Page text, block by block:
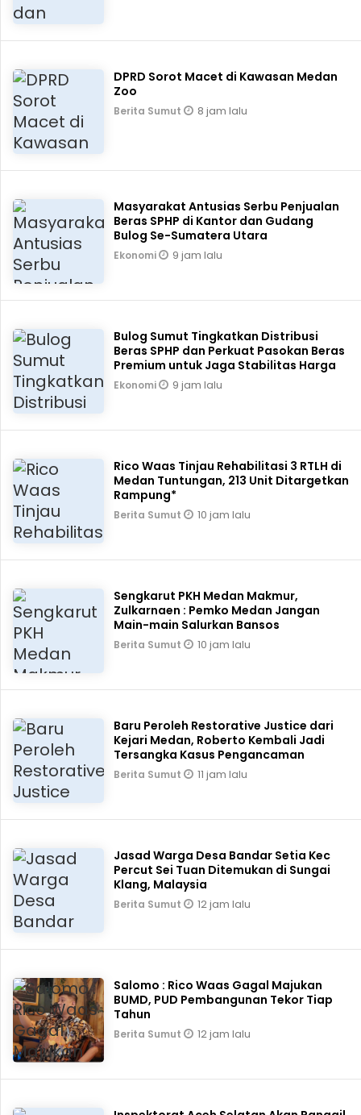
DPRD Sorot Macet di Kawasan Medan
Zoo
Berita Sumut 8 jam lalu
Masyarakat Antusias Serbu Penjualan
Beras SPHP di Kantor dan Gudang
Bulog Se-Sumatera Utara
Ekonomi 9 jam lalu
Bulog Sumut Tingkatkan Distribusi
Beras SPHP dan Perkuat Pasokan Beras
Premium untuk Jaga Stabilitas Harga
Ekonomi 9 jam lalu
Rico Waas Tinjau Rehabilitasi 3 RTLH di
Medan Tuntungan, 213 Unit Ditargetkan
Rampung*
Berita Sumut 10 jam lalu
Sengkarut PKH Medan Makmur,
Zulkarnaen : Pemko Medan Jangan
Main-main Salurkan Bansos
Berita Sumut 10 jam lalu
Baru Peroleh Restorative Justice dari
Kejari Medan, Roberto Kembali Jadi
Tersangka Kasus Pengancaman
Berita Sumut 11 jam lalu
Jasad Warga Desa Bandar Setia Kec
Percut Sei Tuan Ditemukan di Sungai
Klang, Malaysia
Berita Sumut 12 jam lalu
Salomo : Rico Waas Gagal Majukan
BUMD, PUD Pembangunan Tekor Tiap
Tahun
Berita Sumut 12 jam lalu